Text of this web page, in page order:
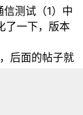
测试（1） 中
了一下，版本
后面的帖子就